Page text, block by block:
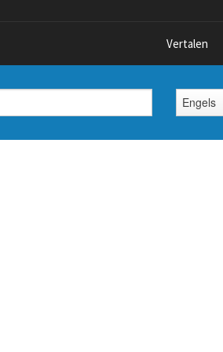
Vertalen
Engels